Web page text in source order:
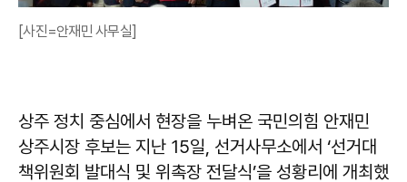
[사진=안재민 사무실]
상주 정치 중심에서 현장을 누벼온 국민의힘 안재민
상주시장 후보는 지난 15일, 선거사무소에서 ‘선거대
책위원회 발대식 및 위촉장 전달식’을 성황리에 개최했